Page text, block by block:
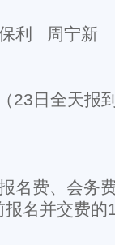
利 周宁新
23日全天
名费、会务
名并交费的